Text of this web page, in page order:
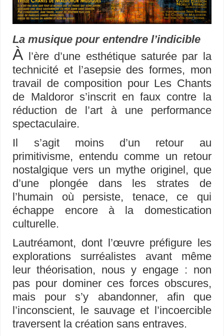
La musique pour entendre l’indicible
À l’ère d’une esthétique saturée par la
technicité et l’asepsie des formes, mon
travail de composition pour Les Chants
de Maldoror s’inscrit en faux contre la
réduction de l’art à une performance
spectaculaire.
Il s’agit moins d’un retour au
primitivisme, entendu comme un retour
nostalgique vers un mythe originel, que
d’une plongée dans les strates de
l’humain où persiste, tenace, ce qui
échappe encore à la domestication
culturelle.
Lautréamont, dont l’œuvre préfigure les
explorations surréalistes avant même
leur théorisation, nous y engage : non
pas pour dominer ces forces obscures,
mais pour s’y abandonner, afin que
l’inconscient, le sauvage et l’incoercible
traversent la création sans entraves.